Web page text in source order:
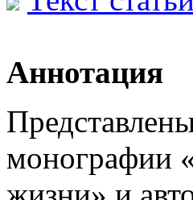
Аннотация
монографии